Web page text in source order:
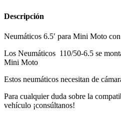
Descripción
Neumáticos 6.5′ para Mini Moto
Los Neumáticos 110/50-6.5 se
Mini Moto
Estos neumáticos necesitan de
Para cualquier duda sobre la
vehículo ¡consúltanos!